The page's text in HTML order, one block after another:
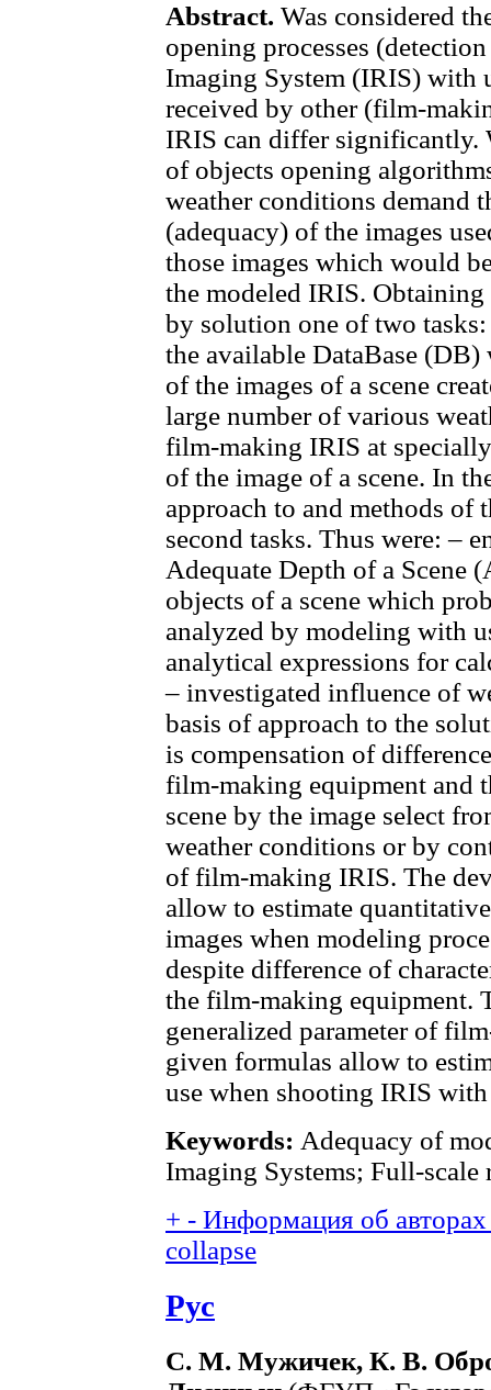
Abstract. Was considered
opening processes
Imaging System (IRIS) with
received by other (film-
IRIS can differ significantly.
of objects opening
weather conditions demand
(adequacy) of the images
those images which would
the modeled IRIS. Obtaining
by solution one of two
the available DataBase
of the images of a scene
large number of various
film-making IRIS at
of the image of a scene. In
approach to and methods of
second tasks. Thus were: –
Adequate Depth of a Scene
objects of a scene which
analyzed by modeling with
analytical expressions for
– investigated influence of
basis of approach to the
is compensation of
film-making equipment and
scene by the image select
weather conditions or by
of film-making IRIS. The
allow to estimate
images when modeling
despite difference of
the film-making equipment.
generalized parameter of
given formulas allow to
use when shooting IRIS
Keywords: Adequacy of
Imaging Systems; Full-scale
+ - Информация об
collapse
Рус
С. М. Мужичек, К. В.